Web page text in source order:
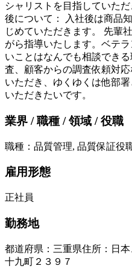
シャリストを目指していた
後について： 入社後は商品
じめていただきます。 先輩
がら指導いたします。ベテ
いことはなんでも相談でき
査、顧客からの調査依頼対
いただき、ゆくゆくは他部
いただきたいです。
業界 / 職種 / 領域 / 役職
職種 ： 品質管理, 品質保証役
雇用形態
正社員
勤務地
都道府県 ： 三重県住所 ： 日
十九町２３９７